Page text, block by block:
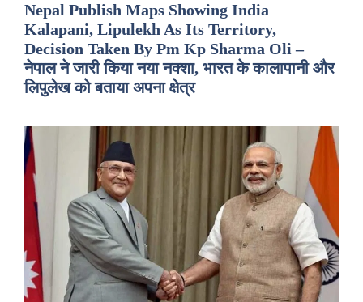
Nepal Publish Maps Showing India
Kalapani, Lipulekh As Its Territory,
Decision Taken By Pm Kp Sharma Oli –
नेपाल ने जारी किया नया नक्शा, भारत के कालापानी और
लिपुलेख को बताया अपना क्षेत्र